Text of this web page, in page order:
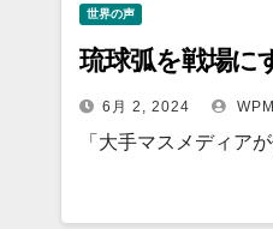
世界の声
琉球弧を戦場に
6月 2, 2024
「大手マスメディア